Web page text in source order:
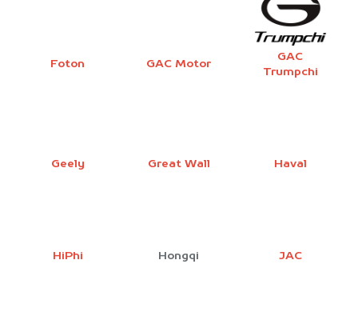
Foton GAC Motor
GAC
Trumpchi
Geely Great Wall Haval
HiPhi Hongqi JAC